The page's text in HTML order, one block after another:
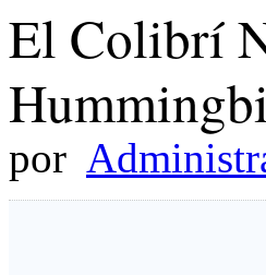
El Colibrí
por